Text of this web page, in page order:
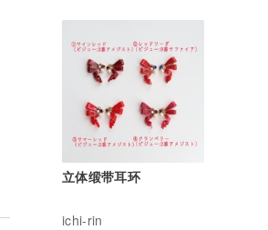
立体缎带耳环
ichi-rin